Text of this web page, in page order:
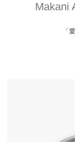
Makani
「